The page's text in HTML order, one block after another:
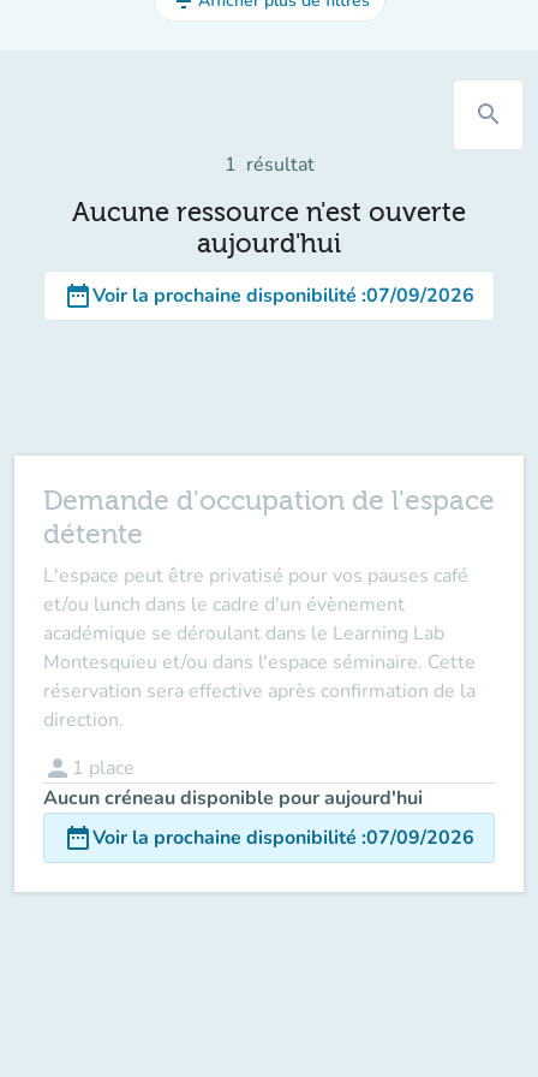
search
1 résultat
Aucune ressource n'est ouverte
aujourd'hui
date_rangeVoir la prochaine disponibilité :07/09/2026
Demande d'occupation de l'espace
détente
L'espace peut être privatisé pour vos pauses café
et/ou lunch dans le cadre d'un évènement
académique se déroulant dans le Learning Lab
Montesquieu et/ou dans l'espace séminaire. Cette
réservation sera effective après confirmation de la
direction.
person 1 place
Aucun créneau disponible pour aujourd'hui
date_rangeVoir la prochaine disponibilité :07/09/2026